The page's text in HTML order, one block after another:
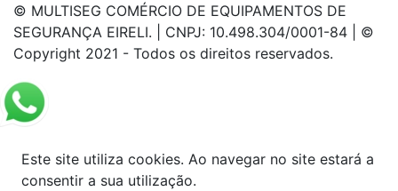
© MULTISEG COMÉRCIO DE EQUIPAMENTOS DE
SEGURANÇA EIRELI. | CNPJ: 10.498.304/0001-84 | ©
Copyright 2021 - Todos os direitos reservados.
Este site utiliza cookies. Ao navegar no site estará a
consentir a sua utilização.